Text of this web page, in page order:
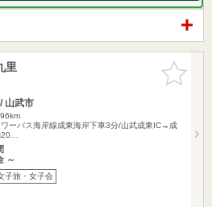
お気に入
りに追加
里
山武市
ワーバス海岸線成東海岸下車3分/山武成東IC→成
～
子旅・女子会